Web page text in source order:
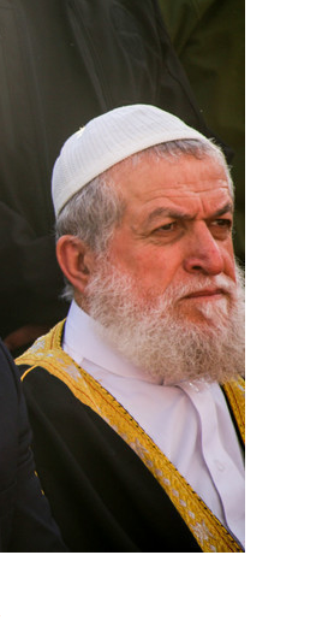
для меня это